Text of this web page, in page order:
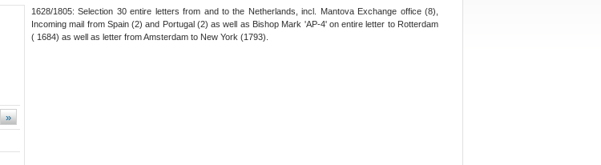
»
1628/1805: Selection 30 entire letters from and to the Netherlands, incl. Mantova Exchange office (8),
Incoming mail from Spain (2) and Portugal (2) as well as Bishop Mark 'AP-4' on entire letter to Rotterdam
( 1684) as well as letter from Amsterdam to New York (1793).